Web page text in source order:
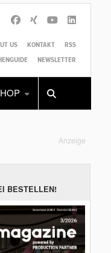
US KONTAKT
RSS
NEWSLETTER
SUCHEN
Anzeige
BESTELLEN!